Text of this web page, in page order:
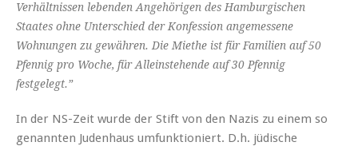
Verhältnissen lebenden Angehörigen des Hamburgischen
Staates ohne Unterschied der Konfession angemessene
Wohnungen zu gewähren. Die Miethe ist für Familien auf 50
Pfennig pro Woche, für Alleinstehende auf 30 Pfennig
festgelegt.”
In der NS-Zeit wurde der Stift von den Nazis zu einem so
genannten Judenhaus umfunktioniert. D.h. jüdische